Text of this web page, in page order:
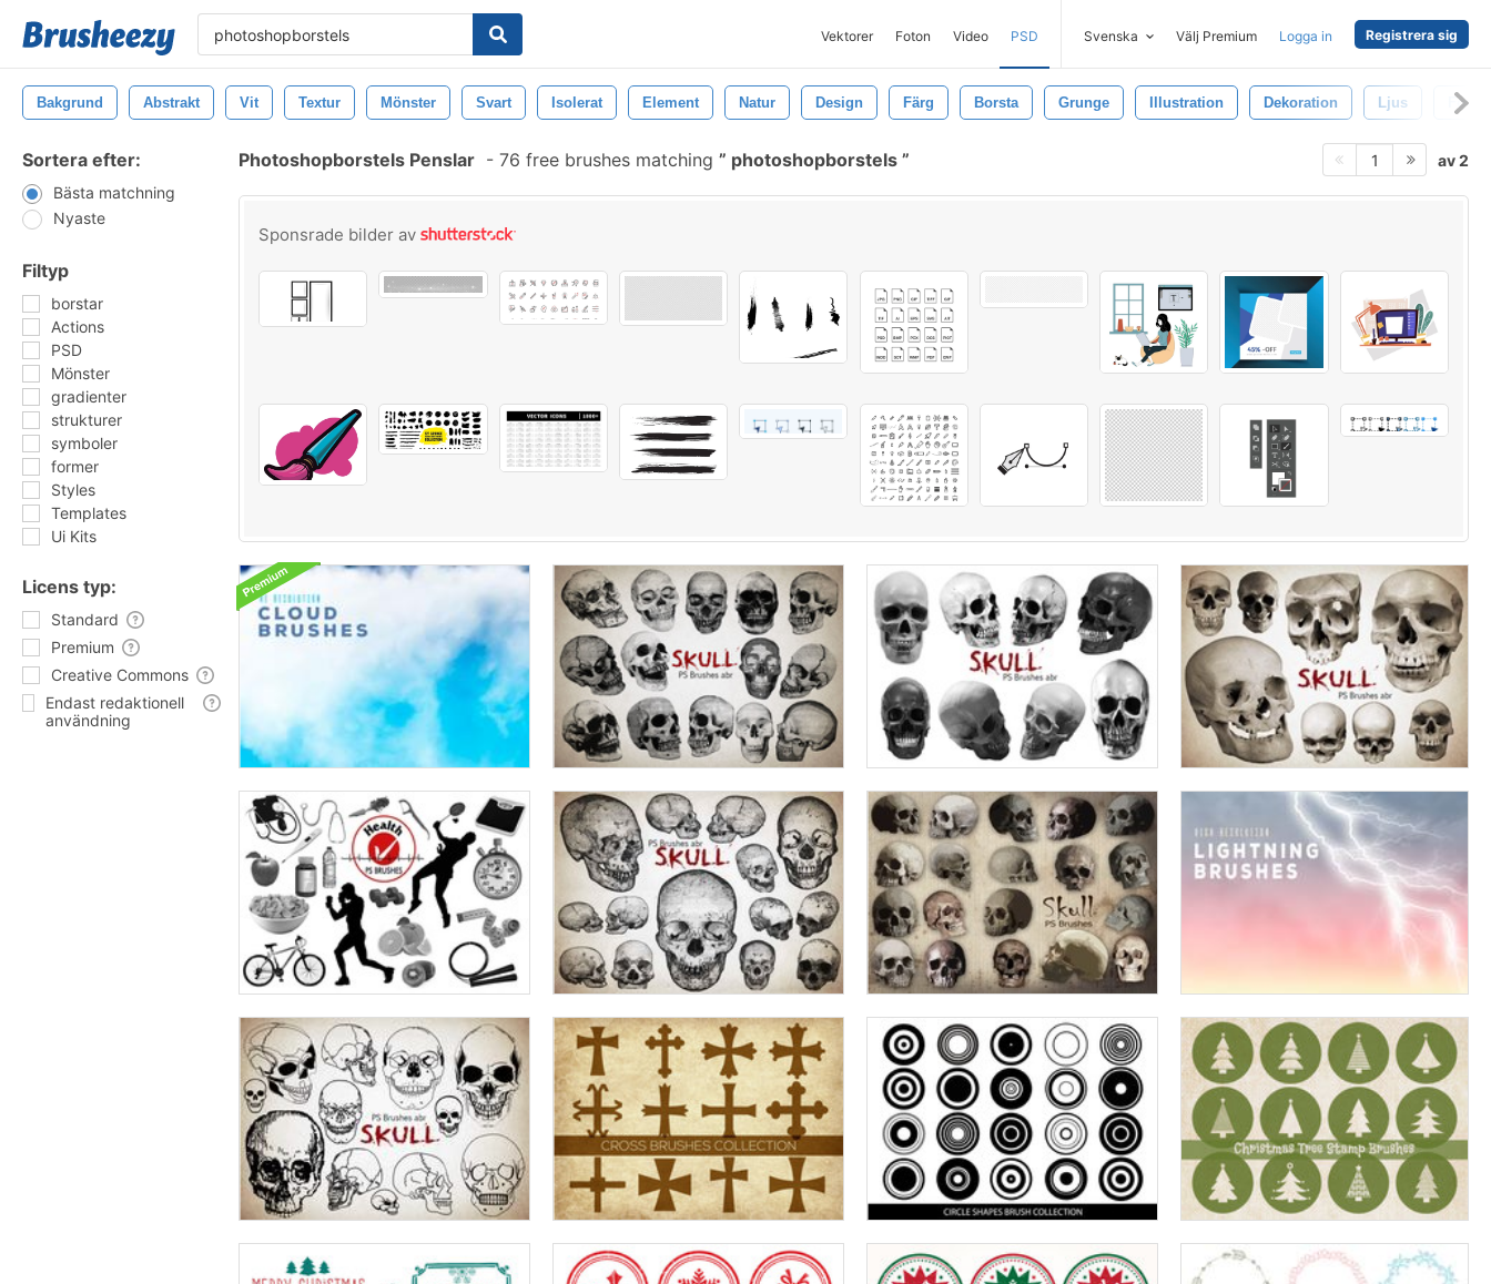
Vektorer Foton Video PSD Svenska Välj Premium Logga in Registrera sig
Bakgrund Abstrakt Vit Textur Mönster Svart Isolerat Element Natur Design Färg Borsta Grunge Illustration Dekoration Ljus Form
Sortera efter:
Bästa matchning
Nyaste
Filtyp
borstar
Actions
PSD
Mönster
gradienter
strukturer
symboler
former
Styles
Templates
Ui Kits
Licens typ:
Standard
Premium
Creative Commons
Endast redaktionell
användning
Photoshopborstels Penslar - 76 free brushes matching photoshopborstels 1 av 2
Sponsrade bilder av